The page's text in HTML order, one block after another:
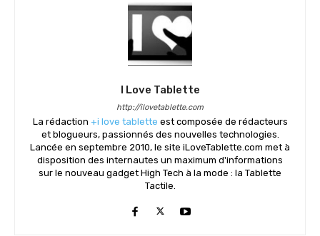
I Love Tablette
http://ilovetablette.com
La rédaction +i love tablette est composée de rédacteurs
et blogueurs, passionnés des nouvelles technologies.
Lancée en septembre 2010, le site iLoveTablette.com met à
disposition des internautes un maximum d'informations
sur le nouveau gadget High Tech à la mode : la Tablette
Tactile.